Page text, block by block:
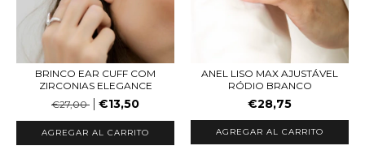
BRINCO EAR CUFF COM
ZIRCONIAS ELEGANCE
€27,00
€13,50
AGREGAR AL CARRITO
ANEL LISO MAX AJUSTÁVEL
RÓDIO BRANCO
€28,75